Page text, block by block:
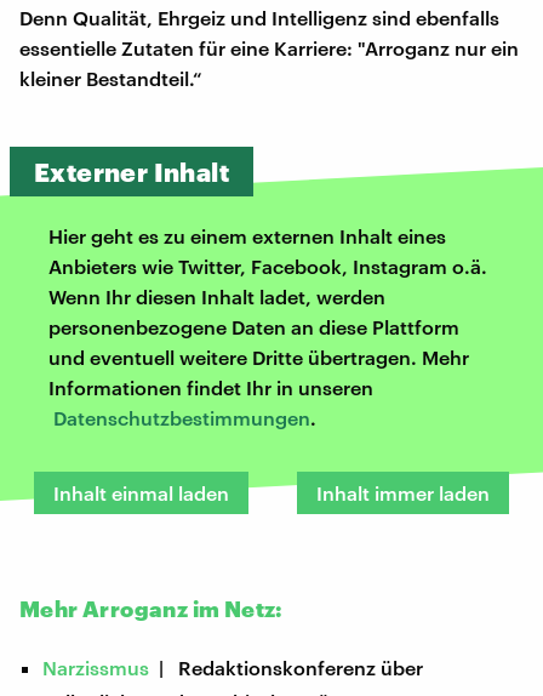
Denn Qualität, Ehrgeiz und Intelligenz sind ebenfalls
essentielle Zutaten für eine Karriere: "Arroganz nur ein
kleiner Bestandteil.“
Externer Inhalt
Hier geht es zu einem externen Inhalt eines
Anbieters wie Twitter, Facebook, Instagram o.ä.
Wenn Ihr diesen Inhalt ladet, werden
personenbezogene Daten an diese Plattform
und eventuell weitere Dritte übertragen. Mehr
Informationen findet Ihr in unseren
Datenschutzbestimmungen.
Inhalt einmal laden Inhalt immer laden
Mehr Arroganz im Netz:
Narzissmus | Redaktionskonferenz über